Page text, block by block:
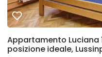
Appartamento Luciana
posizione ideale,